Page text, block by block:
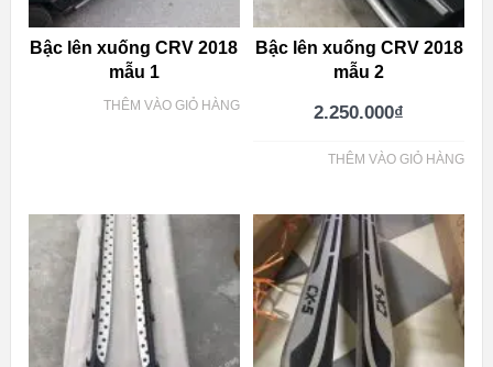
Bậc lên xuống CRV 2018
mẫu 1
THÊM VÀO GIỎ HÀNG
Bậc lên xuống CRV 2018
mẫu 2
2.250.000₫
THÊM VÀO GIỎ HÀNG